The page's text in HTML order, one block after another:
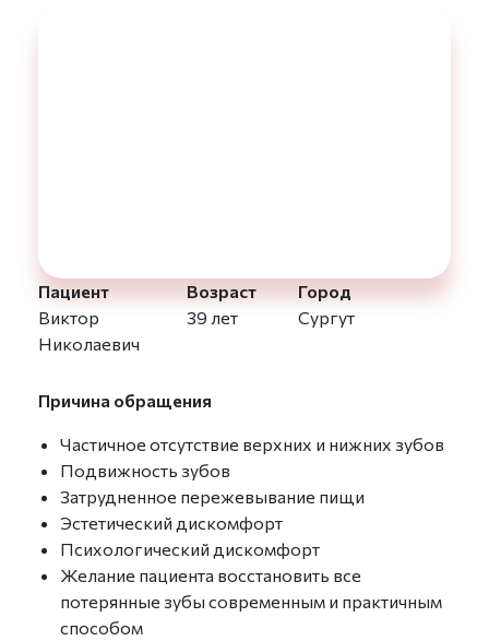
Пациент
Виктор
Николаевич
Возраст
39 лет
Город
Сургут
Причина обращения
Частичное отсутствие верхних и нижних зубов
Подвижность зубов
Затрудненное пережевывание пищи
Эстетический дискомфорт
Психологический дискомфорт
Желание пациента восстановить все
потерянные зубы современным и практичным
способом